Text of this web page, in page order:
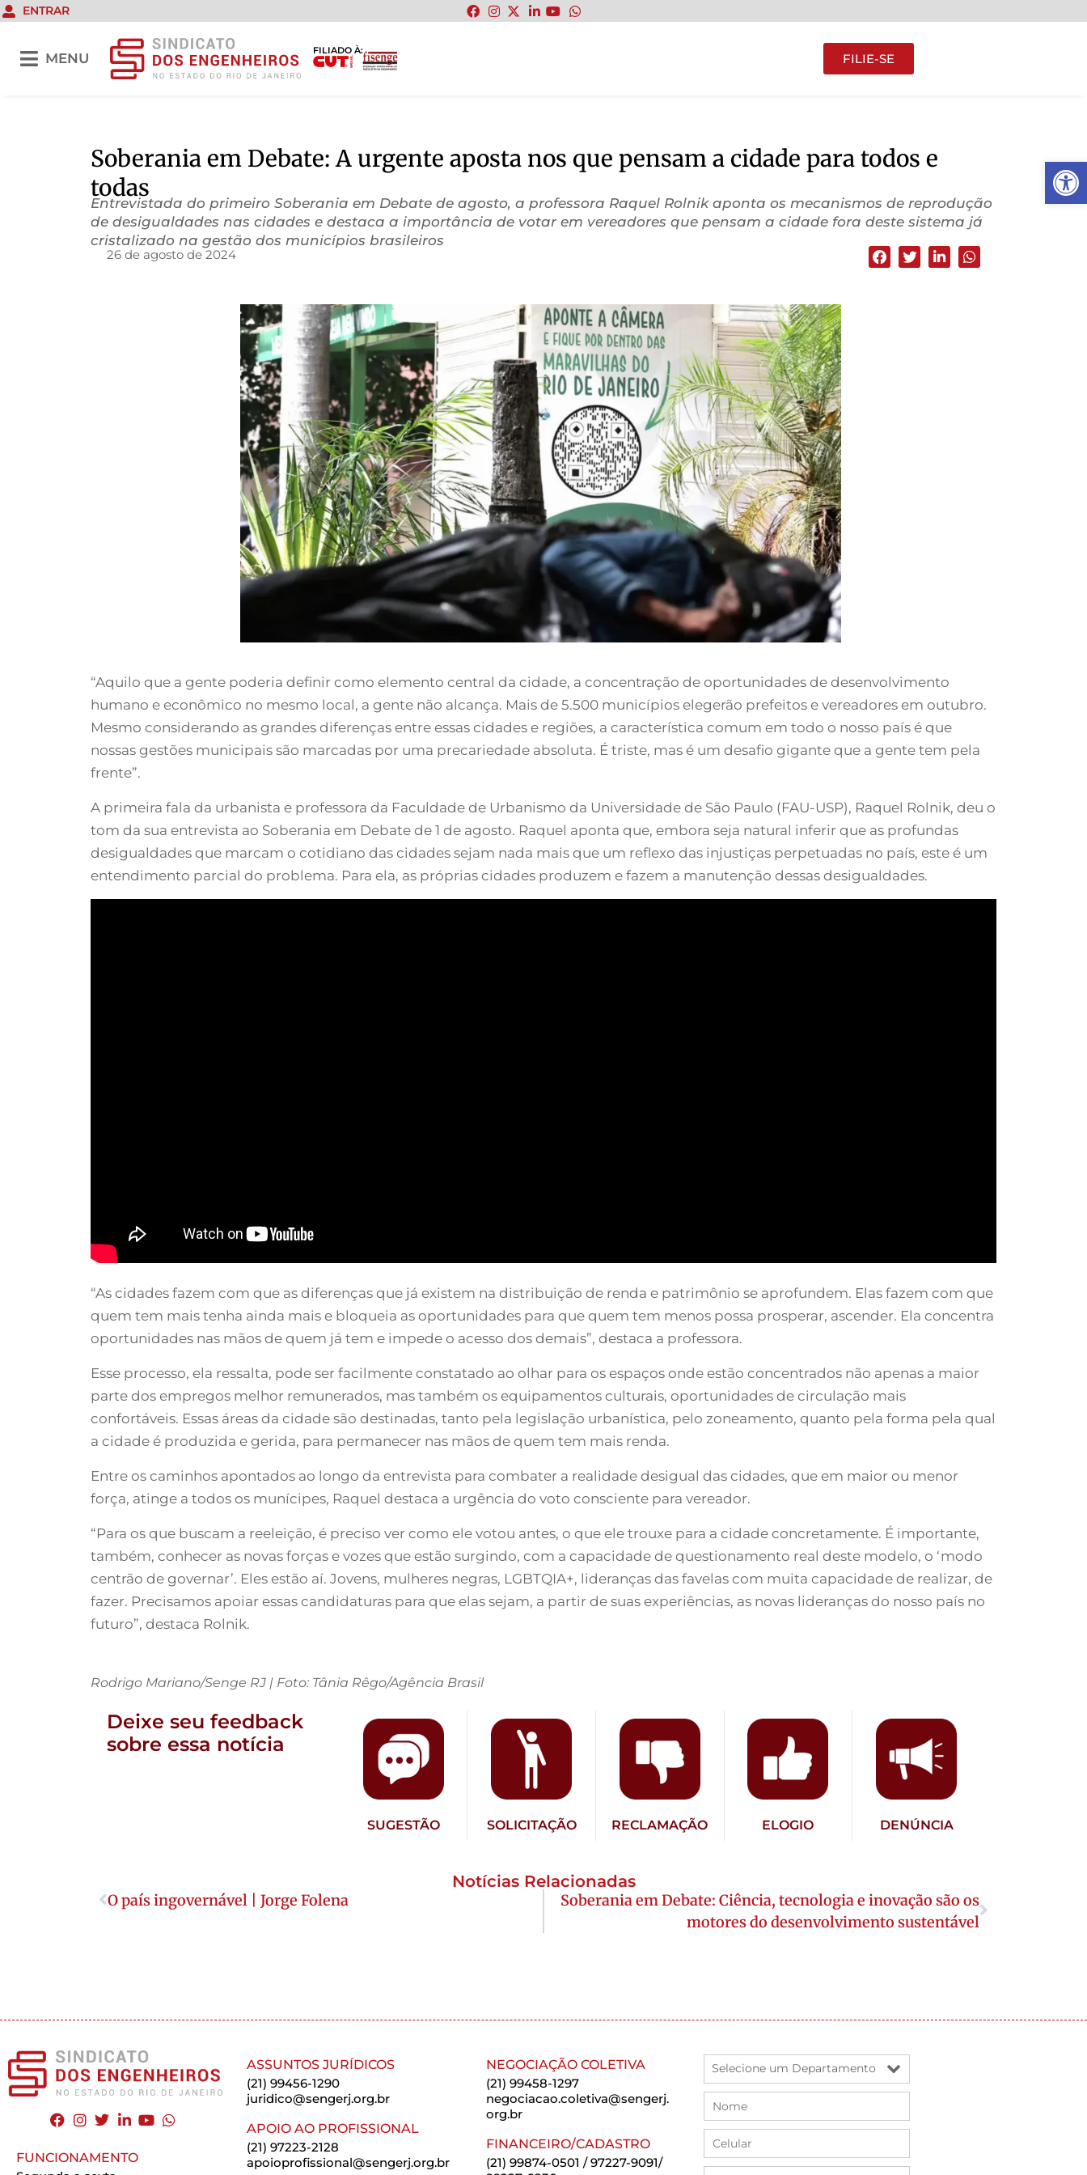
Abrir
ENTRAR
MENU
FILIADO À:
FILIE-SE
Soberania em Debate: A urgente aposta nos que pensam a cidade para todos e
todas
Entrevistada do primeiro Soberania em Debate de agosto, a professora Raquel Rolnik aponta os mecanismos de reprodução
de desigualdades nas cidades e destaca a importância de votar em vereadores que pensam a cidade fora deste sistema já
cristalizado na gestão dos municípios brasileiros
26 de agosto de 2024
“Aquilo que a gente poderia definir como elemento central da cidade, a concentração de oportunidades de desenvolvimento
humano e econômico no mesmo local, a gente não alcança. Mais de 5.500 municípios elegerão prefeitos e vereadores em outubro.
Mesmo considerando as grandes diferenças entre essas cidades e regiões, a característica comum em todo o nosso país é que
nossas gestões municipais são marcadas por uma precariedade absoluta. É triste, mas é um desafio gigante que a gente tem pela
frente”.
A primeira fala da urbanista e professora da Faculdade de Urbanismo da Universidade de São Paulo (FAU-USP), Raquel Rolnik, deu o
tom da sua entrevista ao Soberania em Debate de 1 de agosto. Raquel aponta que, embora seja natural inferir que as profundas
desigualdades que marcam o cotidiano das cidades sejam nada mais que um reflexo das injustiças perpetuadas no país, este é um
entendimento parcial do problema. Para ela, as próprias cidades produzem e fazem a manutenção dessas desigualdades.
“As cidades fazem com que as diferenças que já existem na distribuição de renda e patrimônio se aprofundem. Elas fazem com que
quem tem mais tenha ainda mais e bloqueia as oportunidades para que quem tem menos possa prosperar, ascender. Ela concentra
oportunidades nas mãos de quem já tem e impede o acesso dos demais”, destaca a professora.
Esse processo, ela ressalta, pode ser facilmente constatado ao olhar para os espaços onde estão concentrados não apenas a maior
parte dos empregos melhor remunerados, mas também os equipamentos culturais, oportunidades de circulação mais
confortáveis. Essas áreas da cidade são destinadas, tanto pela legislação urbanística, pelo zoneamento, quanto pela forma pela qual
a cidade é produzida e gerida, para permanecer nas mãos de quem tem mais renda.
Entre os caminhos apontados ao longo da entrevista para combater a realidade desigual das cidades, que em maior ou menor
força, atinge a todos os munícipes, Raquel destaca a urgência do voto consciente para vereador.
“Para os que buscam a reeleição, é preciso ver como ele votou antes, o que ele trouxe para a cidade concretamente. É importante,
também, conhecer as novas forças e vozes que estão surgindo, com a capacidade de questionamento real deste modelo, o ‘modo
centrão de governar’. Eles estão aí. Jovens, mulheres negras, LGBTQIA+, lideranças das favelas com muita capacidade de realizar, de
fazer. Precisamos apoiar essas candidaturas para que elas sejam, a partir de suas experiências, as novas lideranças do nosso país no
futuro”, destaca Rolnik.
Rodrigo Mariano/Senge RJ | Foto: Tânia Rêgo/Agência Brasil
Deixe seu feedback
sobre essa notícia
SUGESTÃO SOLICITAÇÃO RECLAMAÇÃO ELOGIO DENÚNCIA
Notícias Relacionadas
O país ingovernável | Jorge Folena
Soberania em Debate: Ciência, tecnologia e inovação são os
motores do desenvolvimento sustentável
FUNCIONAMENTO
ASSUNTOS JURÍDICOS
(21) 99456-1290
juridico@sengerj.org.br
APOIO AO PROFISSIONAL
(21) 97223-2128
apoioprofissional@sengerj.org.br
NEGOCIAÇÃO COLETIVA
(21) 99458-1297
negociacao.coletiva@sengerj.
org.br
FINANCEIRO/CADASTRO
(21) 99874-0501 / 97227-9091/